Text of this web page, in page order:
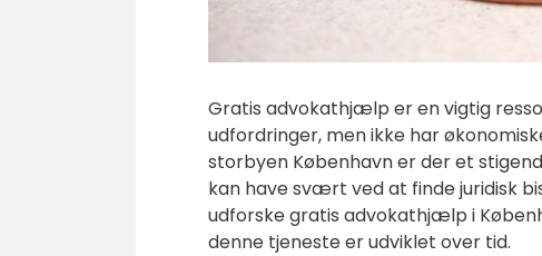
Gratis advokathjælp er en vigtig
udfordringer, men ikke har
storbyen København er der et
kan have svært ved at finde juridisk
udforske gratis advokathjælp i
denne tjeneste er udviklet over tid.